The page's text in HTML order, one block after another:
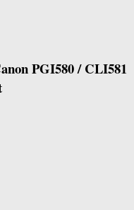
PGI580 / CLI581